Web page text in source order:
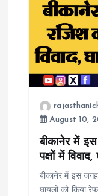
August 10,
बीकानेर में
पक्षों में
बीकानेर में इस जगह
घायलों को किया